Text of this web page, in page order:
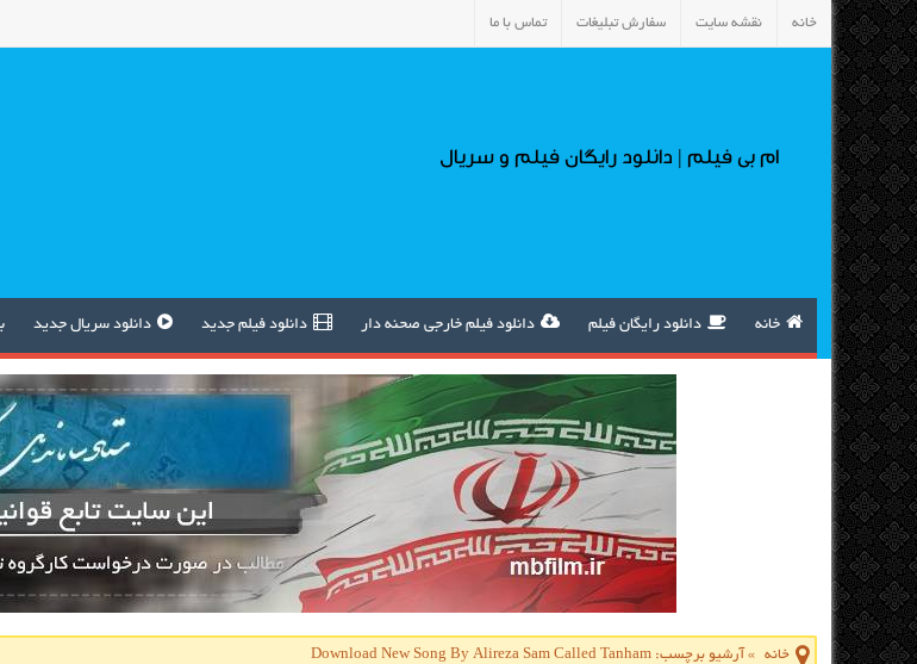
خانه نقشه سایت سفارش تبلیغات تماس با ما
ام بی فیلم | دانلود رایگان فیلم و سریال
خانه دانلود رایگان فیلم دانلود فیلم خارجی صحنه دار دانلود فیلم جدید دانلود سریال جدید
خانه » آرشیو برچسب: Download New Song By Alireza Sam Called Tanham